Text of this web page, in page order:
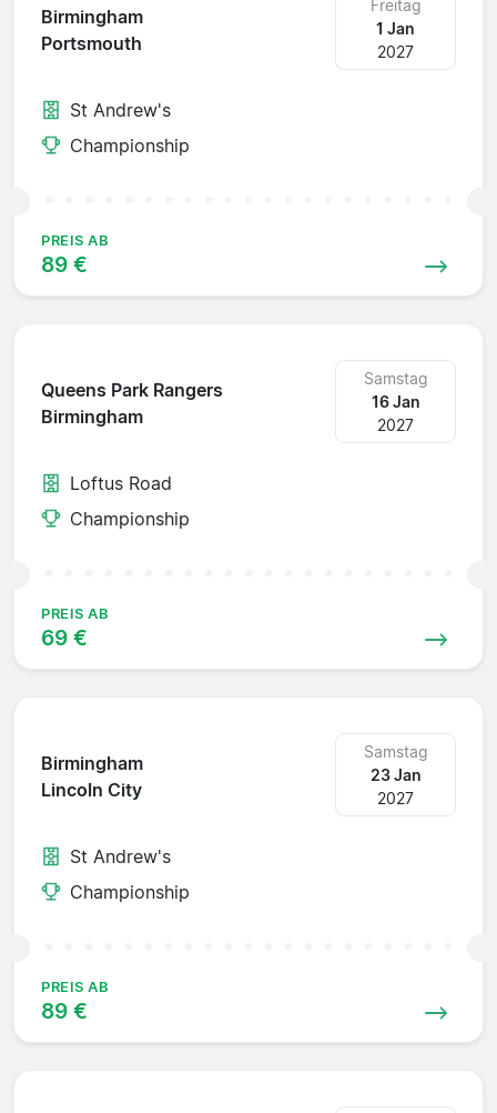
Birmingham
Portsmouth
Freitag
1 Jan
2027
St Andrew's
Championship
PREIS AB
89 €
Queens Park Rangers
Birmingham
Samstag
16 Jan
2027
Loftus Road
Championship
PREIS AB
69 €
Birmingham
Lincoln City
Samstag
23 Jan
2027
St Andrew's
Championship
PREIS AB
89 €